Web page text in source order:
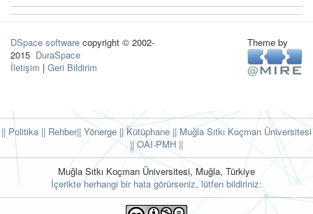
DSpace software copyright © 2002-
2015 DuraSpace
İletişim | Geri Bildirim
Theme by
|| Politika || Rehber|| Yönerge || Kütüphane|| Muğla Sıtkı Koçman Üniversitesi
||OAI-PMH ||
Muğla Sıtkı Koçman Üniversitesi, Muğla, Türkiye
İçerikte herhangi bir hata görürseniz, lütfen bildiriniz: